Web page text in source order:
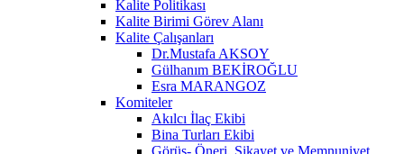
Kalite Politikası
Kalite Birimi Görev Alanı
Kalite Çalışanları
Dr.Mustafa AKSOY
Gülhanım BEKİROĞLU
Esra MARANGOZ
Komiteler
Akılcı İlaç Ekibi
Bina Turları Ekibi
Görüş- Öneri, Şikayet ve Memnuniyet